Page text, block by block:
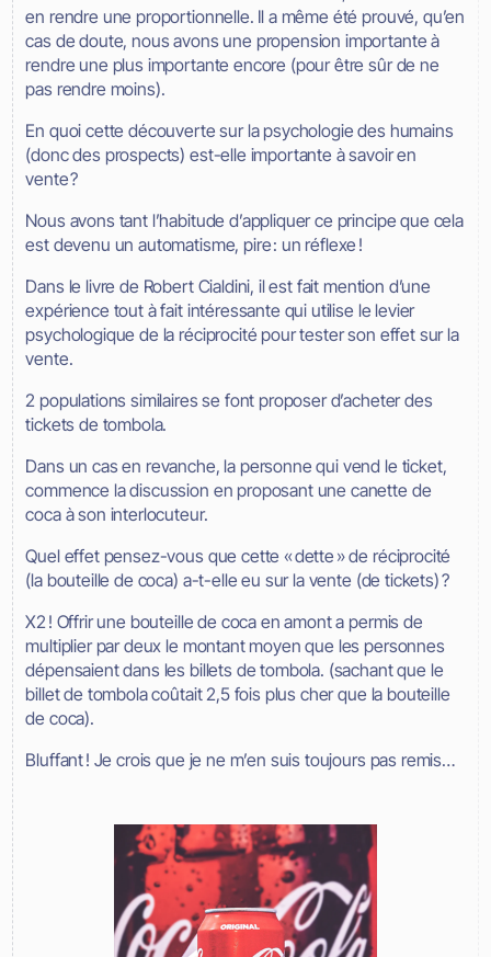
en rendre une proportionnelle. Il a même été prouvé, qu’en
cas de doute, nous avons une propension importante à
rendre une plus importante encore (pour être sûr de ne
pas rendre moins).
En quoi cette découverte sur la psychologie des humains
(donc des prospects) est-elle importante à savoir en
vente ?
Nous avons tant l’habitude d’appliquer ce principe que cela
est devenu un automatisme, pire : un réflexe !
Dans le livre de Robert Cialdini, il est fait mention d’une
expérience tout à fait intéressante qui utilise le levier
psychologique de la réciprocité pour tester son effet sur la
vente.
2 populations similaires se font proposer d’acheter des
tickets de tombola.
Dans un cas en revanche, la personne qui vend le ticket,
commence la discussion en proposant une canette de
coca à son interlocuteur.
Quel effet pensez-vous que cette « dette » de réciprocité
(la bouteille de coca) a-t-elle eu sur la vente (de tickets) ?
X2 ! Offrir une bouteille de coca en amont a permis de
multiplier par deux le montant moyen que les personnes
dépensaient dans les billets de tombola. (sachant que le
billet de tombola coûtait 2,5 fois plus cher que la bouteille
de coca).
Bluffant ! Je crois que je ne m’en suis toujours pas remis…